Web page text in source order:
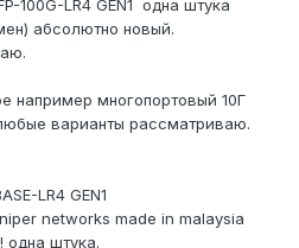
100G-LR4 GEN1 одна штука
абсолютно новый.
например многопортовый 10Г
варианты рассматриваю.
LR4 GEN1
networks made in malaysia
одна штука.